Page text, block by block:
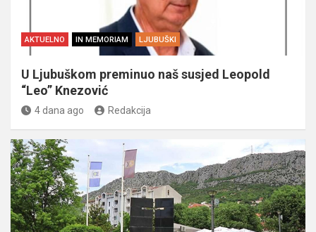
AKTUELNO IN MEMORIAM LJUBUŠKI
U Ljubuškom preminuo naš susjed Leopold
“Leo” Knezović
4 dana ago Redakcija